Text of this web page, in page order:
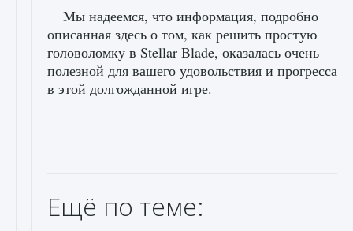
Мы надеемся, что информация, подробно
описанная здесь о том, как решить простую
головоломку в Stellar Blade, оказалась очень
полезной для вашего удовольствия и прогресса
в этой долгожданной игре.
Ещё по теме: